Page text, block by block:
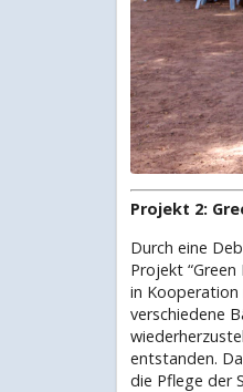
Projekt 2:
Durch eine
Projekt
in
verschiedene
entstanden.
die Pflege der